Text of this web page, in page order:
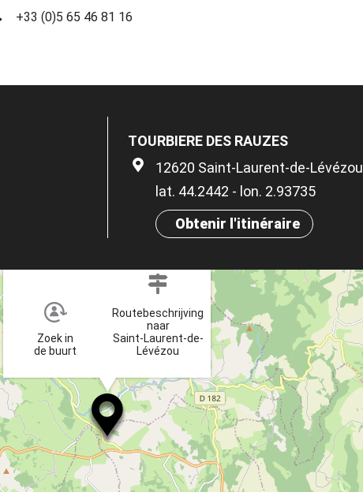
+33 (0)5 65 46 81 16
TOURBIERE DES RAUZES
12620 Saint-Laurent-de-Lévézou
lat. 44.2442 - lon. 2.93735
Obtenir l'itinéraire
Zoek in
de buurt
Routebeschrijving
naar
Saint-Laurent-de-
Lévézou